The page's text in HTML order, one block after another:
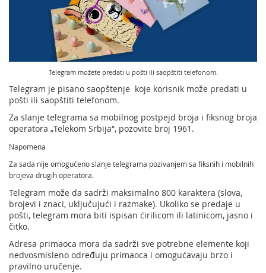
Pravilno adresovanje
Poštanski adresni kod (PAK)
Spisak zabranjenih artikala za uvoz
Punomoćje za uručenje poštanskih pošiljaka
Usluge za Banku Poštansku štedionicu a. d.
Specifične usluge
Mobilna aplikacija Pošte Srbije
Prodaja, izdavanje i zakup nepokretnosti
Pošte Pet friendly
Prodaja i prekonfiguracija TAG uređaja
Telegram možete predati u pošti ili saopštiti telefonom.
Telegram je pisano saopštenje koje korisnik može predati u
pošti ili saopštiti telefonom.
Za slanje telegrama sa mobilnog postpejd broja i fiksnog broja
operatora „Telekom Srbija“, pozovite broj 1961.
Napomena
Za sada nije omogućeno slanje telegrama pozivanjem sa fiksnih i mobilnih
brojeva drugih operatora.
Telegram može da sadrži maksimalno 800 karaktera (slova,
brojevi i znaci, uključujući i razmake). Ukoliko se predaje u
pošti, telegram mora biti ispisan ćirilicom ili latinicom, jasno i
čitko.
Adresa primaoca mora da sadrži sve potrebne elemente koji
nedvosmisleno određuju primaoca i omogućavaju brzo i
pravilno uručenje.